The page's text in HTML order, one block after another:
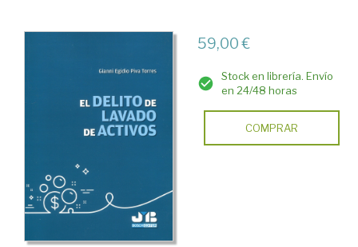
59,00 €
Stock en librería. Envío
en 24/48 horas
COMPRAR